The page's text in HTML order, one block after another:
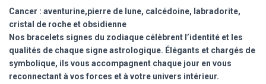
Cancer : aventurine,pierre de lune, calcédoine, labradorite,
cristal de roche et obsidienne
Nos bracelets signes du zodiaque célèbrent l’identité et les
qualités de chaque signe astrologique. Élégants et chargés de
symbolique, ils vous accompagnent chaque jour en vous
reconnectant à vos forces et à votre univers intérieur.